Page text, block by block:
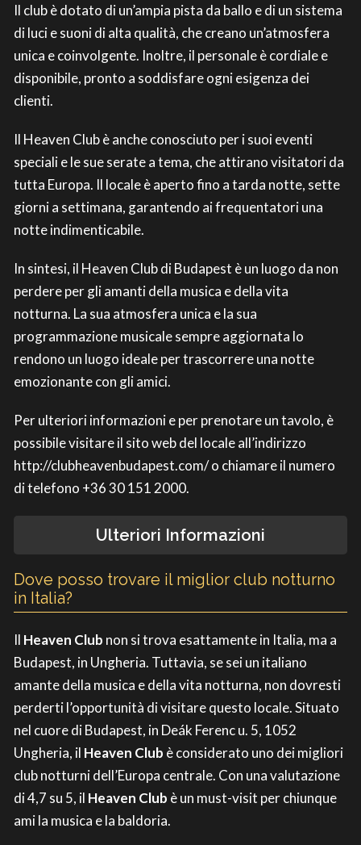
Il club è dotato di un’ampia pista da ballo e di un sistema
di luci e suoni di alta qualità, che creano un’atmosfera
unica e coinvolgente. Inoltre, il personale è cordiale e
disponibile, pronto a soddisfare ogni esigenza dei
clienti.
Il Heaven Club è anche conosciuto per i suoi eventi
speciali e le sue serate a tema, che attirano visitatori da
tutta Europa. Il locale è aperto fino a tarda notte, sette
giorni a settimana, garantendo ai frequentatori una
notte indimenticabile.
In sintesi, il Heaven Club di Budapest è un luogo da non
perdere per gli amanti della musica e della vita
notturna. La sua atmosfera unica e la sua
programmazione musicale sempre aggiornata lo
rendono un luogo ideale per trascorrere una notte
emozionante con gli amici.
Per ulteriori informazioni e per prenotare un tavolo, è
possibile visitare il sito web del locale all’indirizzo
http://clubheavenbudapest.com/ o chiamare il numero
di telefono +36 30 151 2000.
Ulteriori Informazioni
Dove posso trovare il miglior club notturno
in Italia?
Il Heaven Club non si trova esattamente in Italia, ma a
Budapest, in Ungheria. Tuttavia, se sei un italiano
amante della musica e della vita notturna, non dovresti
perderti l’opportunità di visitare questo locale. Situato
nel cuore di Budapest, in Deák Ferenc u. 5, 1052
Ungheria, il Heaven Club è considerato uno dei migliori
club notturni dell’Europa centrale. Con una valutazione
di 4,7 su 5, il Heaven Club è un must-visit per chiunque
ami la musica e la baldoria.